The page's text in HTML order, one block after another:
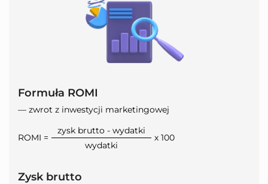
Formuła ROMI
— zwrot z inwestycji marketingowej
ROMI =
zysk brutto - wydatki
wydatki
х 100
Zysk brutto